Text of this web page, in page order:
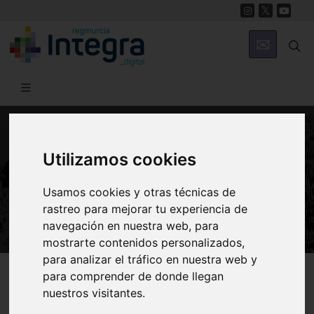
Utilizamos cookies
Usamos cookies y otras técnicas de
rastreo para mejorar tu experiencia de
navegación en nuestra web, para
mostrarte contenidos personalizados,
para analizar el tráfico en nuestra web y
para comprender de donde llegan
nuestros visitantes.
NATURALEZA
[Cyperaceae]
Región de Murcia Digital Naturaleza Flora